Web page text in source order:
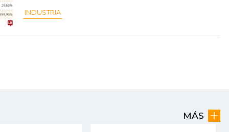
+1,86%
INDUSTRIA
MÁS